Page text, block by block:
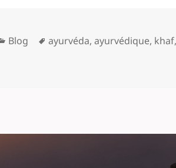
Catégories
Blog
Mots-
ayurvéda,ayurvédique, khaf,